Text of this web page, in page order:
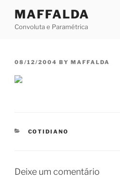
content
MAFFALDA
Convoluta e Paramétrica
POSTED
08/12/2004 BY MAFFALDA
CATEGORIES
COTIDIANO
Deixe um comentário